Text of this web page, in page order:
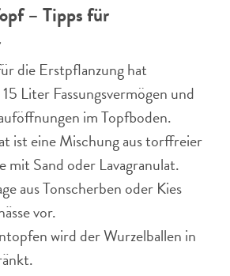
–Tipps für
die Erstpflanzung hat
Liter Fassungsvermögen und
im Topfboden.
ist eine Mischung aus torffreier
mit Sand oder Lavagranulat.
aus Tonscherben oder Kies
vor.
wird der Wurzelballen in